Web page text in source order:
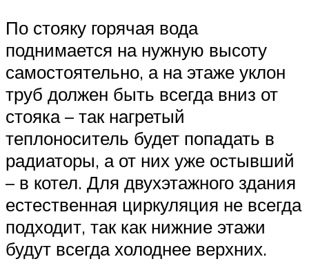
По стояку горячая вода
поднимается на нужную высоту
самостоятельно, а на этаже уклон
труб должен быть всегда вниз от
стояка – так нагретый
теплоноситель будет попадать в
радиаторы, а от них уже остывший
– в котел. Для двухэтажного здания
естественная циркуляция не всегда
подходит, так как нижние этажи
будут всегда холоднее верхних.